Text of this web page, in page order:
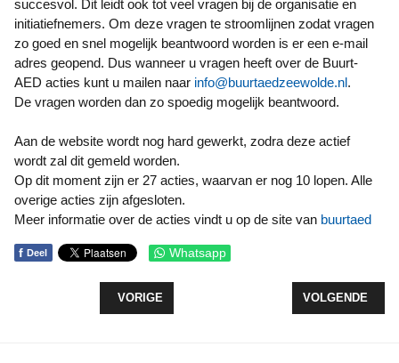
succesvol. Dit leidt ook tot veel vragen bij de organisatie en
initiatiefnemers. Om deze vragen te stroomlijnen zodat vragen
zo goed en snel mogelijk beantwoord worden is er een e-mail
adres geopend. Dus wanneer u vragen heeft over de Buurt-
AED acties kunt u mailen naar info@buurtaedzeewolde.nl.
De vragen worden dan zo spoedig mogelijk beantwoord.
Aan de website wordt nog hard gewerkt, zodra deze actief
wordt zal dit gemeld worden.
Op dit moment zijn er 27 acties, waarvan er nog 10 lopen. Alle
overige acties zijn afgesloten.
Meer informatie over de acties vindt u op de site van buurtaed
f Deel Whatsapp
VORIG ARTIKEL: EXTRA GELD VOOR JEUGDHULP
VORIGE VOLGENDE
VOLGENDE